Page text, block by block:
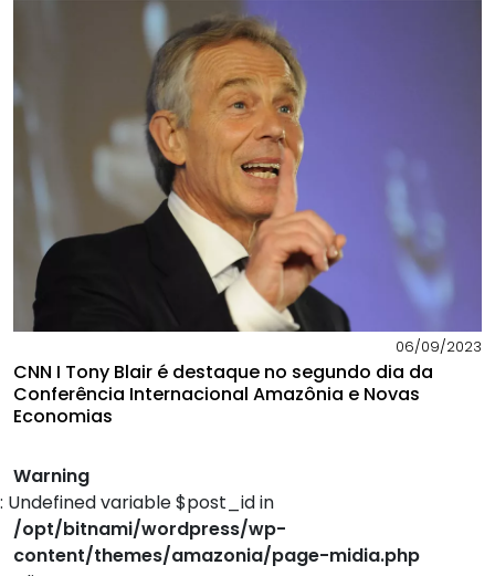
06/09/2023
CNN I Tony Blair é destaque no segundo dia da
Conferência Internacional Amazônia e Novas
Economias
Warning
: Undefined variable $post_id in
/opt/bitnami/wordpress/wp-
content/themes/amazonia/page-midia.php